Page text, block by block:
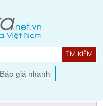
TÌM KIẾM
Báo giá nhanh